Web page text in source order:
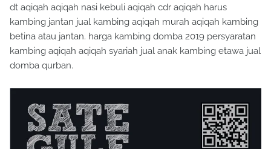
dt aqiqah aqiqah nasi kebuli aqiqah cdr aqiqah harus
kambing jantan jual kambing aqiqah murah aqiqah kambing
betina atau jantan. harga kambing domba 2019 persyaratan
kambing aqiqah aqiqah syariah jual anak kambing etawa jual
domba qurban.